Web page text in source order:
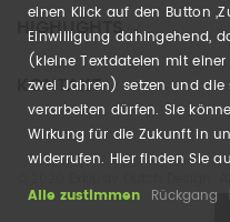
HIGHLIGHTS
KONTAKT
einen Klick auf den Button
Einwilligung dahingehend,
(kleine Textdateien mit
zwei Jahren) setzen und die
verarbeiten dürfen. Sie
Wirkung für die Zukunft in
widerrufen. Hier finden Sie
Alle zustimmen Rückgang